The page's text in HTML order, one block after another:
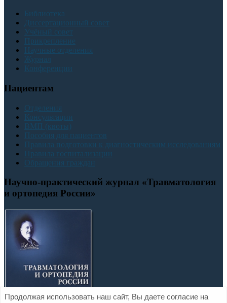
Библиотека
Диссертационный совет
Учёный совет
Прикрепление
Научные отделения
Журнал
Конференции
Пациентам
Отделения
Консультации
ВМП (квоты)
Пособия для пациентов
Правила подготовки к диагностическим исследованиям
Правила госпитализации
Обращения граждан
Научно-практический журнал «Травматология
и ортопедия России»
Продолжая использовать наш сайт, Вы даете согласие на